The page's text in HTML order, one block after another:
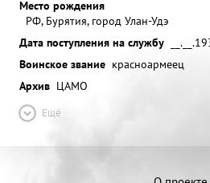
Место рождения
РФ, Бурятия, город Улан-Удэ
Дата поступления на службу
Воинское звание красноармеец
Архив ЦАМО
Ещё